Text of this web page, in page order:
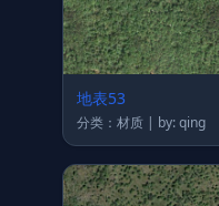
地表53
分类：材质 | by: qing